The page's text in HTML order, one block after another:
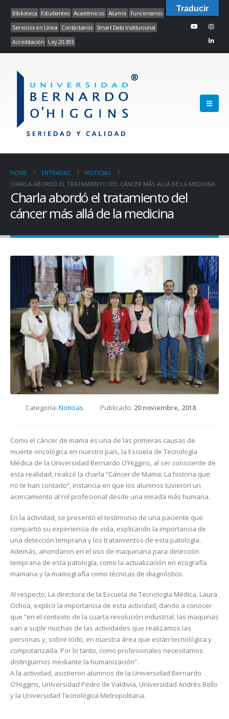
Biblioteca Estudiantes Académicos Alumni
Funcionarios
Servicios en Línea Contáctanos
Smart Data Institucional
Acreditación Ley 20.393
HOME ENTRADAS
NOTICIAS
CHARLA ABORDÓ EL TRATAMIENTO DEL CÁNCER MÁS ALLÁ DE LA MEDICINA
Charla abordó el tratamiento del
cáncer más allá de la medicina
Categoría: Noticias Publicado: 20 noviembre, 2018
Como el cáncer de mama es una de las primeras causas de
muerte oncológica en nuestro país, la Escuela de Tecnología
Médica de la Universidad Bernardo O’Higgins, al ser consciente de
esta realidad, realizó la charla “Cáncer de Mama: La historia que
no te han contado”, instancia en que los alumnos tuvieron un
acercamiento al rol profesional desde una mirada más humana.
En la actividad, se presentó el testimonio de una paciente que
compartió su experiencia de vida, explicando la importancia de
una detección temprana y los tratamientos de esta patología.
Además, ahondaron en el uso de maquinaria para detección
temprana de esta patología, como la actualización en ecografía
mamaria y la mamografía como técnicas de diagnóstico.
Al respecto, La directora de la Escuela de Tecnología Médica, Laura
Ochoa, explicó la importancia de esta actividad, dando a conocer
que “en el contexto de la cuarta revolución industrial, las maquinas
van a suplir muchas de las actividades que realizamos las
personas y, sobre todo, en nuestra área que están tecnológica y
computarizada. Por lo tanto, como profesionales necesitamos
distinguirnos mediante la humanización”.
A la actividad, asistieron alumnos de la Universidad Bernardo
O’Higgins, Universidad Pedro de Valdivia, Universidad Andrés Bello
y la Universidad Tecnológica Metropolitana.
Traducir